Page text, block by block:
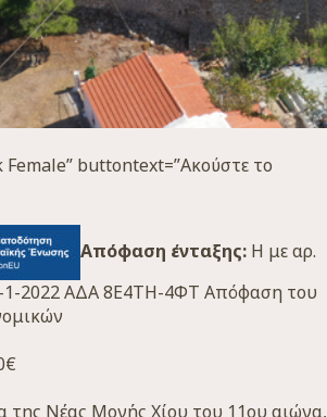
buttontext=”Ακούστε το
Απόφαση ένταξης: Η με αρ.
1-2022 ΑΔΑ 8Ε4ΤΗ-4ΦΤ Απόφαση του
της Νέας Μονής Χίου του 11ου αιώνα,